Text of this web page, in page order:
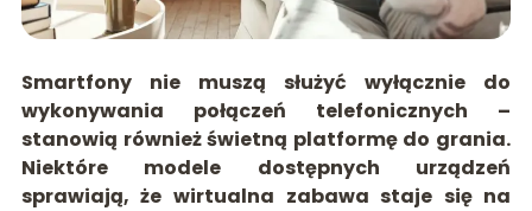
Smartfony nie muszą służyć wyłącznie do
wykonywania połączeń telefonicznych –
stanowią również świetną platformę do grania.
Niektóre modele dostępnych urządzeń
sprawiają, że wirtualna zabawa staje się na